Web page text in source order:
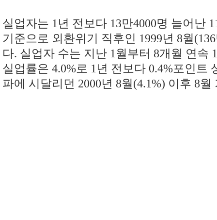
실업자는 1년 전보다 13만4000명 늘어난
기준으로 외환위기 직후인 1999년 8월
다. 실업자 수는 지난 1월부터 8개월 연속
실업률은 4.0%로 1년 전보다 0.4%포인트
파에 시달리던 2000년 8월(4.1%) 이후 8